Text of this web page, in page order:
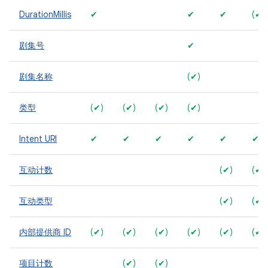
DurationMillis ✔ ✔ ✔ (✔)
剧集号 ✔
剧集名称 (✔)
类型 (✔) (✔) (✔) (✔)
Intent URI ✔ ✔ ✔ ✔ ✔ ✔
互动计数 (✔) (✔)
互动类型 (✔) (✔)
内部提供商 ID (✔) (✔) (✔) (✔) (✔) (✔)
项目计数 (✔) (✔)